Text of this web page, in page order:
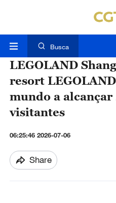
Busca
LEGOLAND
resort
mundo a
visitantes
06:25:46 2026-07-06
Share